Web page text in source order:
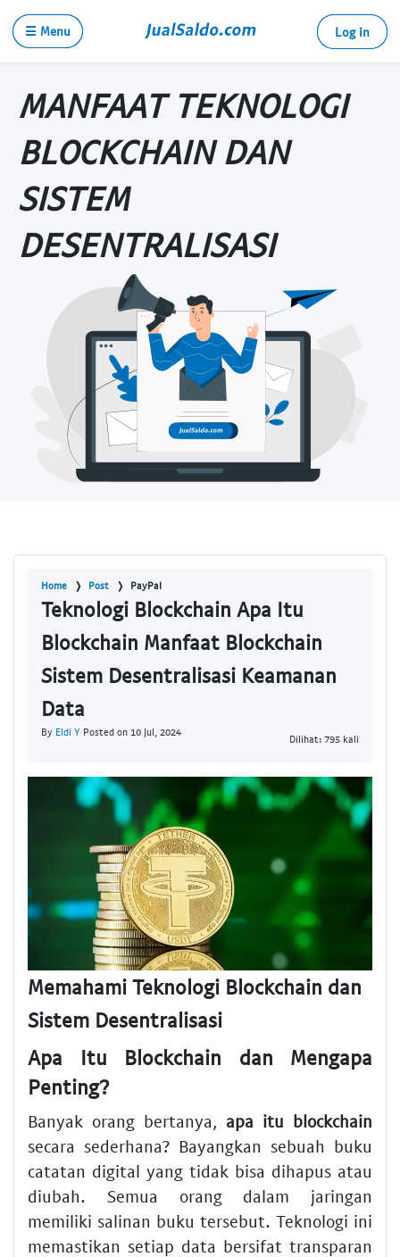
☰ Menu Log in
MANFAAT TEKNOLOGI
BLOCKCHAIN DAN
SISTEM
DESENTRALISASI
Home Post PayPal
Teknologi Blockchain Apa Itu
Blockchain Manfaat Blockchain
Sistem Desentralisasi Keamanan
Data
By Eldi Y Posted on 10 Jul, 2024
Dilihat: 795 kali
Memahami Teknologi Blockchain dan
Sistem Desentralisasi
Apa Itu Blockchain dan Mengapa
Penting?
Banyak orang bertanya, apa itu blockchain
secara sederhana? Bayangkan sebuah buku
catatan digital yang tidak bisa dihapus atau
diubah. Semua orang dalam jaringan
memiliki salinan buku tersebut. Teknologi ini
memastikan setiap data bersifat transparan